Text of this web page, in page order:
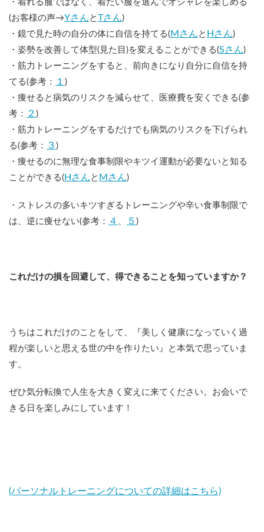
・着れる服ではなく、着たい服を選んでオシャレを楽しめる
(お客様の声→Yさん と Tさん)
・鏡で見た時の自分の体に自信を持てる(Mさん と Hさん)
・姿勢を改善して体型(見た目)を変えることができる(Sさん)
・筋力トレーニングをすると、前向きになり自分に自信を持
てる(参考：
１ )
・痩せると病気のリスクを減らせて、医療費を安くできる(参
考：
２ )
・筋力トレーニングをするだけでも病気のリスクを下げられ
る(参考：
３ )
・痩せるのに無理な食事制限やキツイ運動が必要ないと知る
ことができる(Hさん と Mさん)
・ストレスの多いキツすぎるトレーニングや辛い食事制限で
は、逆に痩せない(参考： ４ ５ )
これだけの損を回避して、得できることを知っていますか？
うちはこれだけのことをして、『美しく健康になっていく過
程が楽しいと思える世の中を作りたい』と本気で思っていま
す。
ぜひ気分転換で人生を大きく変えに来てください。お会いで
きる日を楽しみにしています！
(パーソナルトレーニングについての詳細はこちら)